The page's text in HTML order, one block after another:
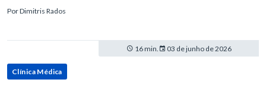
PorDimitris Rados
16 min. 03 de junho de 2026
Clínica Médica